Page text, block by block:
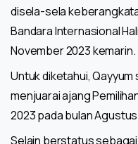
disela-sela
Bandara Internasional
November 2023 kemarin.
Untuk diketahui,
menjuarai ajang
2023 pada bulan
Selain berstatus